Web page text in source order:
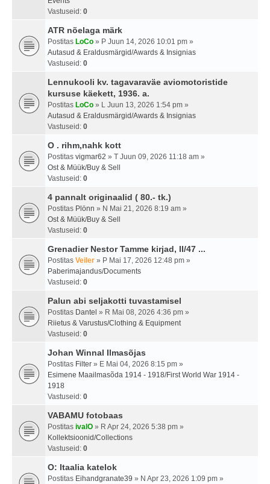
Vastuseid: 0
ATR nõelaga märk
Postitas LoCo » P Juun 14, 2026 10:01 pm »
Autasud & Eraldusmärgid/Awards & Insignias
Vastuseid: 0
Lennukooli kv. tagavaraväe aviomotoristide
kursuse käekett, 1936. a.
Postitas LoCo » L Juun 13, 2026 1:54 pm »
Autasud & Eraldusmärgid/Awards & Insignias
Vastuseid: 0
O . rihm,nahk kott
Postitas vigmar62 » T Juun 09, 2026 11:18 am »
Ost & Müük/Buy & Sell
Vastuseid: 0
4 pannalt originaalid ( 80.- tk.)
Postitas Plönn » N Mai 21, 2026 8:19 am »
Ost & Müük/Buy & Sell
Vastuseid: 0
Grenadier Nestor Tamme kirjad, II/47 ...
Postitas Veiler » P Mai 17, 2026 12:48 pm »
Paberimajandus/Documents
Vastuseid: 0
Palun abi seljakotti tuvastamisel
Postitas Dantel » R Mai 08, 2026 4:36 pm »
Riietus & Varustus/Clothing & Equipment
Vastuseid: 0
Johan Winnal Ilmasõjas
Postitas Filter » E Mai 04, 2026 8:15 pm »
Esimene Maailmasõda 1914 - 1918/First World War 1914 -
1918
Vastuseid: 0
VABAMU fotobaas
Postitas ivalO » R Apr 24, 2026 5:38 pm »
Kollektsioonid/Collections
Vastuseid: 0
O: Itaalia katelok
Postitas Eihandgranate39 » N Apr 23, 2026 1:09 pm »